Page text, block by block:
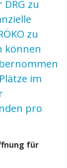
DRG zu
zu
können
im
pro
für